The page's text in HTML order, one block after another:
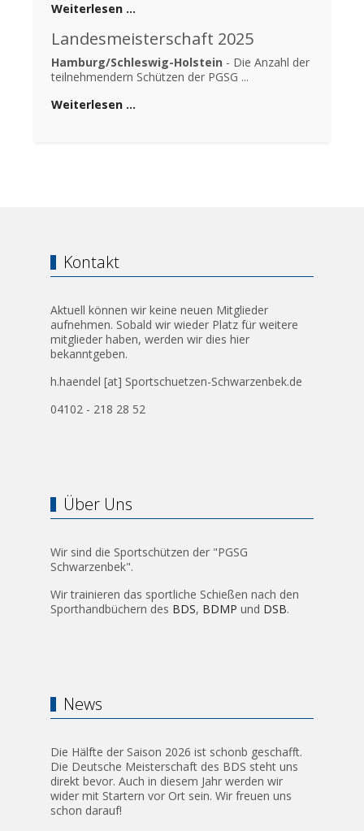
Weiterlesen …
Landesmeisterschaft 2025
Hamburg/Schleswig-Holstein - Die Anzahl der
teilnehmendern Schützen der PGSG ...
Weiterlesen …
Kontakt
Aktuell können wir keine neuen Mitglieder
aufnehmen. Sobald wir wieder Platz für weitere
mitglieder haben, werden wir dies hier
bekanntgeben.
h.haendel [at] Sportschuetzen-Schwarzenbek.de
04102 - 218 28 52
Über Uns
Wir sind die Sportschützen der "PGSG
Schwarzenbek".
Wir trainieren das sportliche Schießen nach den
Sporthandbüchern des BDS, BDMP und DSB.
News
Die Hälfte der Saison 2026 ist schonb geschafft.
Die Deutsche Meisterschaft des BDS steht uns
direkt bevor. Auch in diesem Jahr werden wir
wider mit Startern vor Ort sein. Wir freuen uns
schon darauf!